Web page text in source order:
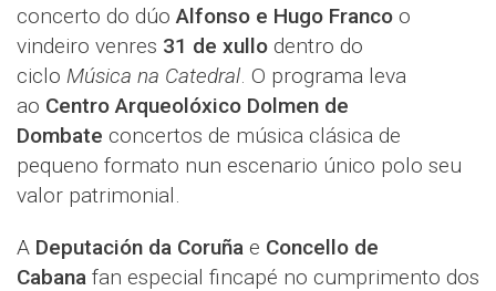
concerto do dúoAlfonso e Hugo Franco o
vindeiro venres 31 de xullo dentro do
ciclo Música na Catedral. O programa leva
ao Centro Arqueolóxico Dolmen de
Dombate concertos de música clásica de
pequeno formato nun escenario único polo seu
valor patrimonial.
A Deputación da Coruña e Concello de
Cabana fan especial fincapé no cumprimento dos